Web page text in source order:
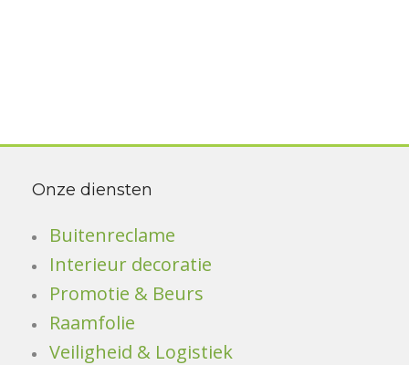
Onze diensten
Buitenreclame
Interieur decoratie
Promotie & Beurs
Raamfolie
Veiligheid & Logistiek